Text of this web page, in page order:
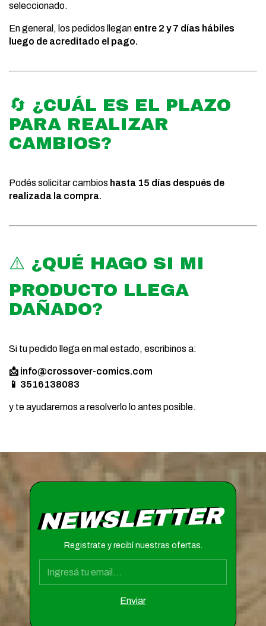
seleccionado.
En general, los pedidos llegan entre 2 y 7 días hábiles
luego de acreditado el pago.
🔄 ¿CUÁL ES EL PLAZO
PARA REALIZAR
CAMBIOS?
Podés solicitar cambios hasta 15 días después de
realizada la compra.
⚠️ ¿QUÉ HAGO SI MI
PRODUCTO LLEGA
DAÑADO?
Si tu pedido llega en mal estado, escribinos a:
📩 info@crossover-comics.com
📱 3516138083
y te ayudaremos a resolverlo lo antes posible.
NEWSLETTER
Registrate y recibí nuestras ofertas.